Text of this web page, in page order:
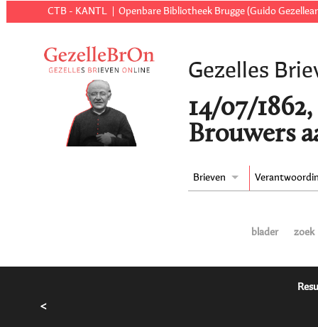
CTB - KANTL Openbare Bibliotheek Brugge (Guido
Gezelles
14/07/
Brouwers
Brieven
blader zoek
<